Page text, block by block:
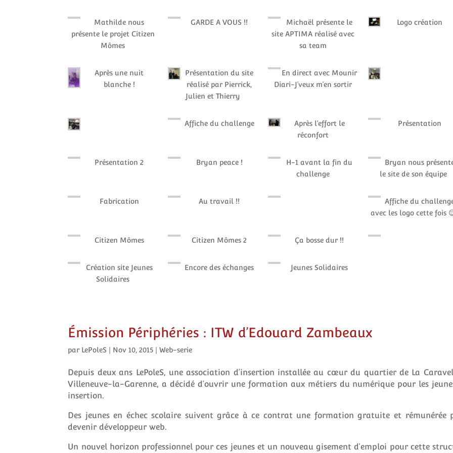
Mathilde nous
présente le projet Citizen
Mômes
GARDE A VOUS !!
Michaël présente le
site APTIMA réalisé avec
sa team
Logo création
Après une nuit
blanche !
Présentation du site
réalisé par Pierrick,
Julien et Thierry
En direct avec Mounir
Diari-J’veux m’en sortir
Affiche du challenge
Après l’effort le
réconfort
Présentation
Présentation 2 Bryan peace !
H-1 avant la fin du
challenge
Bryan nous
le site de son équipe
Fabrication Au travail !!
Affiche du
avec les logo cette fois
Citizen Mômes Citizen Mômes 2 Ça bosse dur !!
Création site Jeunes
Solidaires
Encore des échanges Jeunes Solidaires
Émission Périphéries : ITW d’Edouard Zambeaux
par LePoleS Nov 10, 2015 |Web-serie
Depuis deux ans LePoleS, une association d’insertion installée au cœur du quartier de La
Villeneuve-la-Garenne, a décidé d’ouvrir une formation aux métiers du numérique pour les
insertion.
Des jeunes en échec scolaire suivent grâce à ce contrat une formation gratuite et rémunérée
devenir développeur web.
Un nouvel horizon professionnel pour ces jeunes et un nouveau gisement d’emploi pour cette